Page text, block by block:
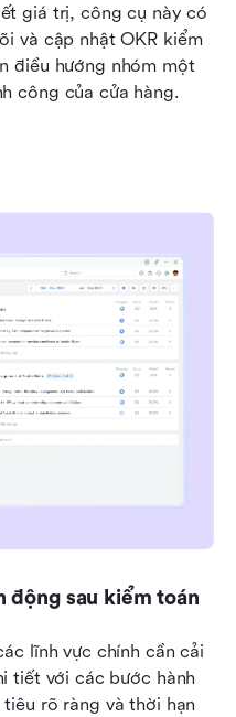
giá trị, công cụ này có
và cập nhật OKR kiểm
điều hướng nhóm một
công của cửa hàng.
động sau kiểm toán
lĩnh vực chính cần cải
tiết với các bước hành
rõ ràng và thời hạn